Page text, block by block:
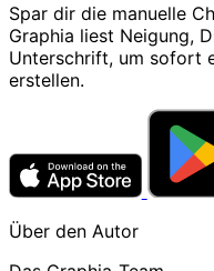
Spar dir die manuelle
Graphia liest Neigung,
Unterschrift, um sofort
erstellen.
Über den Autor